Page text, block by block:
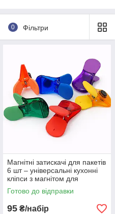
0 Фільтри
Магнітні затискачі для пакетів
6 шт – універсальні кухонні
кліпси з магнітом для
продуктів, пакетів, записок
Готово до відправки
95 ₴/набір